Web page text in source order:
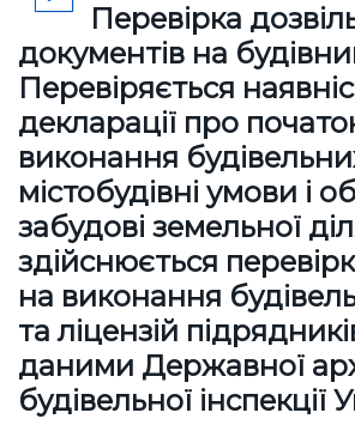
Перевірка
документів на
Перевіряється
декларації про
виконання
містобудівні умови і
забудові земельної
здійснюється
на виконання
та ліцензій
даними Державної
будівельної інспекції